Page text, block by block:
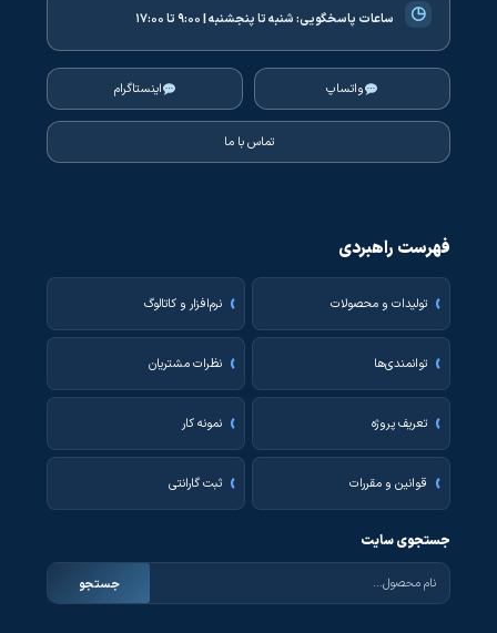
◷ ساعات پاسخگویی:شنبه تا پنجشنبه | ۹:۰۰ تا ۱۷:۰۰
واتساپ اینستاگرام
تماس با ما
فهرست راهبردی
تولیدات و محصولات نرم‌افزار و کاتالوگ
توانمندی‌ها نظرات مشتریان
تعریف پروژه نمونه کار
قوانین و مقررات ثبت گارانتی
جستجوی سایت
جستجو